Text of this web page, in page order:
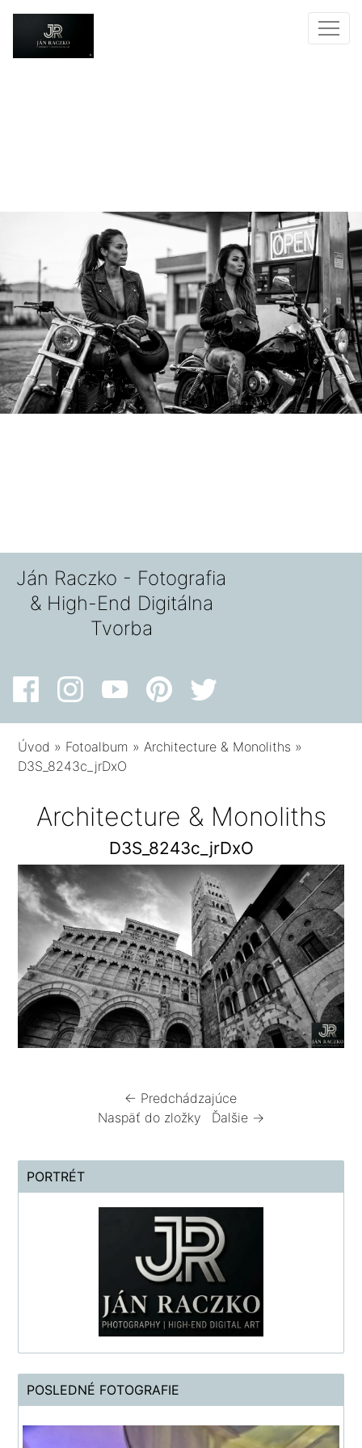
Ján Raczko - Fotografia
& High-End Digitálna
Tvorba
Úvod » Fotoalbum »Architecture & Monoliths »
D3S_8243c_jrDxO
Architecture & Monoliths
D3S_8243c_jrDxO
← Predchádzajúce
Naspäť do zložky
Ďalšie →
PORTRÉT
POSLEDNÉ FOTOGRAFIE